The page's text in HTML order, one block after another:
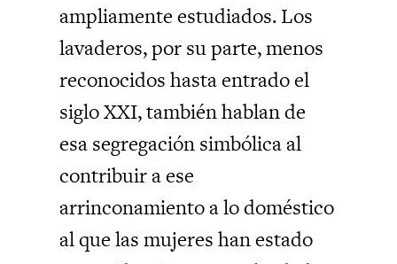
ampliamente estudiados. Los
lavaderos, por su parte, menos
reconocidos hasta entrado el
siglo XXI, también hablan de
esa segregación simbólica al
contribuir a ese
arrinconamiento a lo doméstico
al que las mujeres han estado